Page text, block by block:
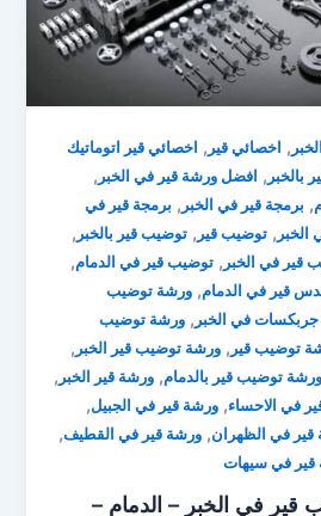
, اخصائي قير , اخصائي قير اتوماتيك
بالخبر , افضل ورشة قير في الخبر ,
, برمجة قير في الخبر , برمجة قير في
الخبر ,توضيب قير ,توضيب قير بالخبر ,
قير في الخبر ,توضيب قير في الدمام,
قير في الدمام,ورشة توضيب
في الخبر ,ورشة توضيب
توضيب قير ,ورشة توضيب قير الخبر ,
ورشة توضيب قير بالدمام,ورشة قير الخبر ,
في الاحساء,ورشة قير في الجبيل,
قير في الظهران,ورشة قير في القطيف,
قير في سيهات
في الخبر – الدمام –